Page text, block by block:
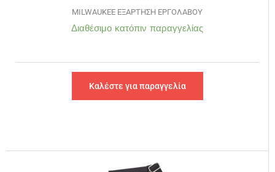
MILWAUKEE ΕΞΑΡΤΗΣΗ ΕΡΓΟΛΑΒΟΥ
Διαθέσιμο κατόπιν παραγγελίας
Καλέστε για παραγγελία